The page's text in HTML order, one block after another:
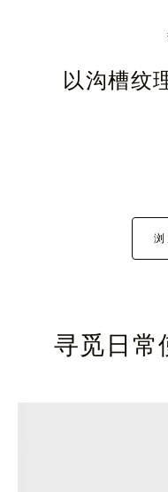
以沟槽纹
寻觅日常